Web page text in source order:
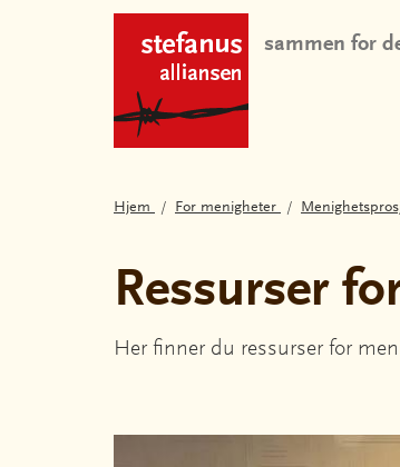
sammen for
Hjem For menigheter
Ressurser
Her finner du ressurser for